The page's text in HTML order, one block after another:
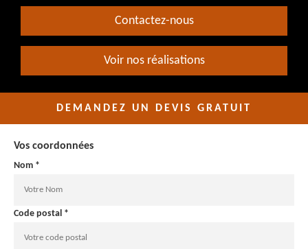
Contactez-nous
Voir nos réalisations
DEMANDEZ UN DEVIS GRATUIT
Vos coordonnées
Nom *
Code postal *